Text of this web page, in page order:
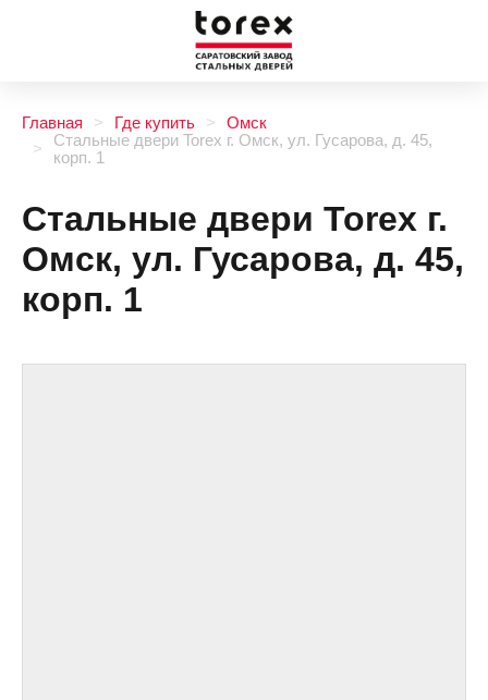
Главная Где купить
Омск
Стальные двери Torex г. Омск, ул. Гусарова, д. 45,
корп. 1
Стальные двери Torex г.
Омск, ул. Гусарова, д. 45,
корп. 1